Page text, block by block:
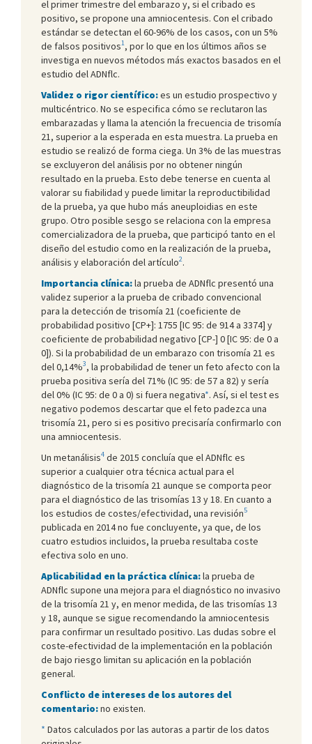
el primer trimestre del embarazo y, si el cribado es
positivo, se propone una amniocentesis. Con el cribado
estándar se detectan el 60-96% de los casos, con un 5%
de falsos positivos1, por lo que en los últimos años se
investiga en nuevos métodos más exactos basados en el
estudio del ADNflc.
Validez o rigor científico:es un estudio prospectivo y
multicéntrico. No se especifica cómo se reclutaron las
embarazadas y llama la atención la frecuencia de trisomía
21, superior a la esperada en esta muestra. La prueba en
estudio se realizó de forma ciega. Un 3% de las muestras
se excluyeron del análisis por no obtener ningún
resultado en la prueba. Esto debe tenerse en cuenta al
valorar su fiabilidad y puede limitar la reproductibilidad
de la prueba, ya que hubo más aneuploidias en este
grupo. Otro posible sesgo se relaciona con la empresa
comercializadora de la prueba, que participó tanto en el
diseño del estudio como en la realización de la prueba,
análisis y elaboración del artículo2.
Importancia clínica:la prueba de ADNflc presentó una
validez superior a la prueba de cribado convencional
para la detección de trisomía 21 (coeficiente de
probabilidad positivo [CP+]: 1755 [IC 95: de 914 a 3374] y
coeficiente de probabilidad negativo [CP-] 0 [IC 95: de 0 a
0]). Si la probabilidad de un embarazo con trisomía 21 es
del 0,14%3, la probabilidad de tener un feto afecto con la
prueba positiva sería del 71% (IC 95: de 57 a 82) y sería
del 0% (IC 95: de 0 a 0) si fuera negativa*. Así, si el test es
negativo podemos descartar que el feto padezca una
trisomía 21, pero si es positivo precisaría confirmarlo con
una amniocentesis.
Un metanálisis4 de 2015 concluía que el ADNflc es
superior a cualquier otra técnica actual para el
diagnóstico de la trisomía 21 aunque se comporta peor
para el diagnóstico de las trisomías 13 y 18. En cuanto a
los estudios de costes/efectividad, una revisión5
publicada en 2014 no fue concluyente, ya que, de los
cuatro estudios incluidos, la prueba resultaba coste
efectiva solo en uno.
Aplicabilidad en la práctica clínica:la prueba de
ADNflc supone una mejora para el diagnóstico no invasivo
de la trisomía 21 y, en menor medida, de las trisomías 13
y 18, aunque se sigue recomendando la amniocentesis
para confirmar un resultado positivo. Las dudas sobre el
coste-efectividad de la implementación en la población
de bajo riesgo limitan su aplicación en la población
general.
Conflicto de intereses de los autores del
comentario:no existen.
* Datos calculados por las autoras a partir de los datos